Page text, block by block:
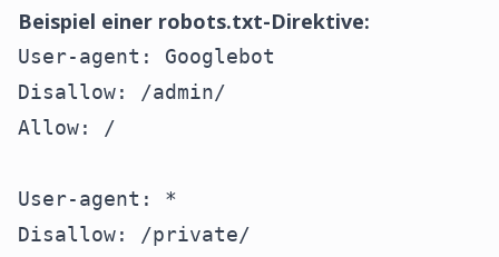
Beispiel einer robots.txt-Direktive:
User-agent: Googlebot
Disallow: /admin/
Allow: /
User-agent: *
Disallow: /private/